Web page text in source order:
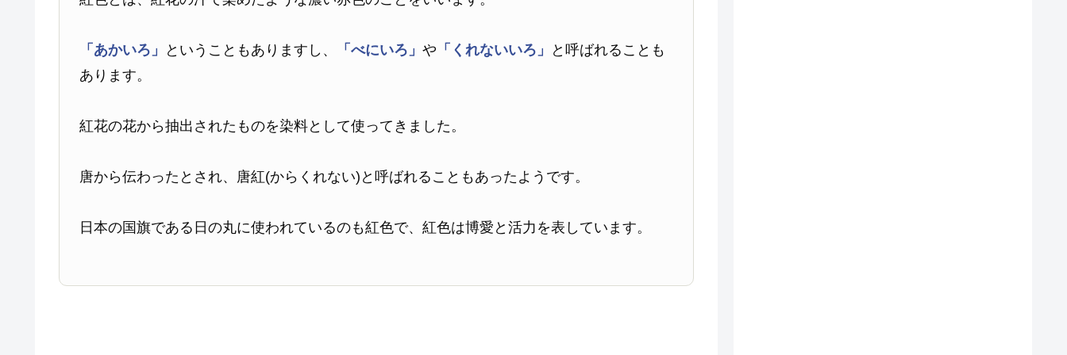
「あかいろ」 ということもありますし、 「べにいろ」や 「くれないいろ」
と呼ばれることも
あります。
紅花の花から抽出されたものを染料として使ってきました。
唐から伝わったとされ、唐紅(からくれない)と呼ばれることもあったようです。
日本の国旗である日の丸に使われているのも紅色で、紅色は博愛と活力を表しています。